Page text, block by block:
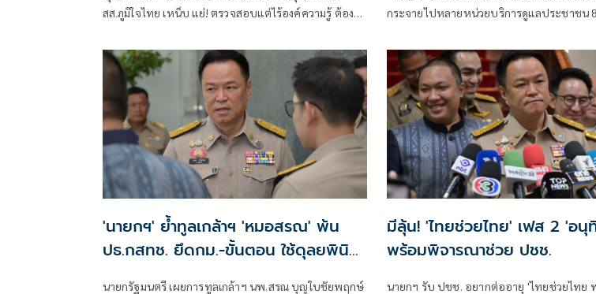
สส.ภูมิใจไทย เหน็บ แย่! ตรวจสอบแต่ไร้องค์ความรู้ ต้อง
งานที่ตัวเองรับผิดชอบ
กระจายไปหลายหน่วยบริการดูแลประชาชน
ภูมิ ยืนยันทุกบาททุกสตางค์ต้องคุ้มค่า
'นายกฯ' ย้ำทูลเกล้าฯ 'หมอสรณ' พ้น
ปธ.กสทช. ยึดกม.-ขั้นตอน ใช้ดุลยพินิจ
นายกรัฐมนตรี เผยการทูลเกล้าฯ นพ.สรณ บุญใบชัยพฤกษ์
มีลุ้น! 'ไทยช่วยไทย' เฟส 2 'อนุ
พร้อมพิจารณาช่วย ปชช.
นายกฯ รับ ปชช. อยากต่ออายุ 'ไทยช่วยไทย